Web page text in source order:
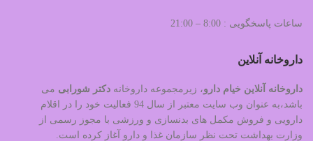
ساعات پاسخگویی : 8:00 – 21:00
داروخانه آنلاین
داروخانه آنلاین خیام دارو، زیرمجموعه داروخانه دکتر شورابی می
باشد،به عنوان وب سایت معتبر از سال 94 فعالیت خود را در اقلام
دارویی و فروش مکمل های بدنسازی و ورزشی با مجوز رسمی از
وزارت بهداشت تحت نظر سازمان غذا و دارو آغاز کرده است.